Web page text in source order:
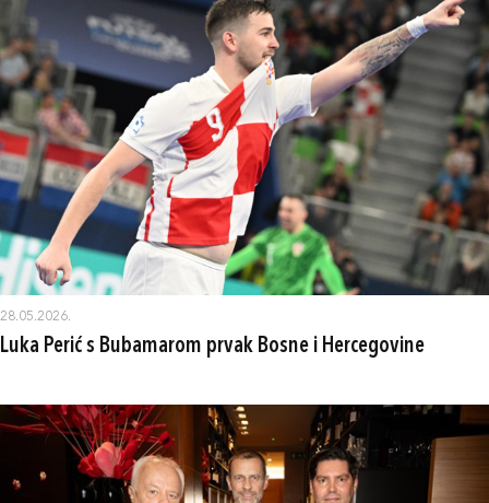
28.05.2026.
Luka Perić s Bubamarom prvak Bosne i Hercegovine